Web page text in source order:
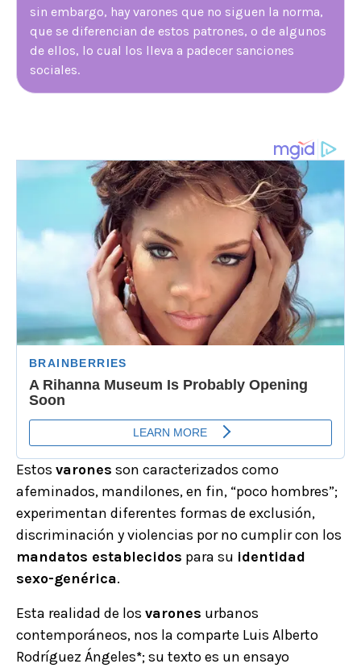
sin embargo, hay varones que no siguen la norma,
que se diferencian de estos patrones, o de algunos
de ellos, lo cual los lleva a padecer sanciones
sociales.
Estos varones son caracterizados como
afeminados, mandilones, en fin, “poco hombres”;
experimentan diferentes formas de exclusión,
discriminación y violencias por no cumplir con los
mandatos establecidos para su identidad
sexo-genérica.
Esta realidad de los varones urbanos
contemporáneos, nos la comparte Luis Alberto
Rodríguez Ángeles*; su texto es un ensayo